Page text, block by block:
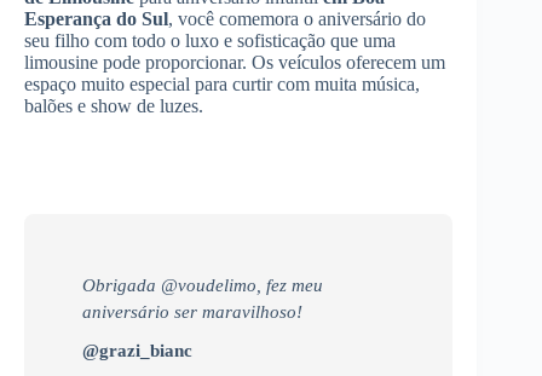
Esperança do Sul, você comemora o aniversário do
seu filho com todo o luxo e sofisticação que uma
limousine pode proporcionar. Os veículos oferecem um
espaço muito especial para curtir com muita música,
balões e show de luzes.
Obrigada @voudelimo, fez meu
aniversário ser maravilhoso!
@grazi_bianc